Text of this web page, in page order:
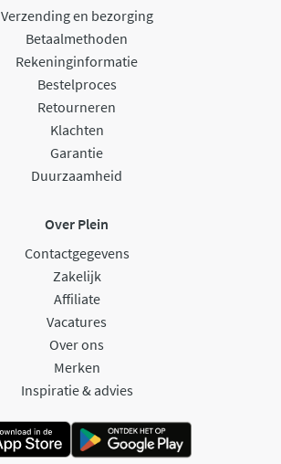
Verzending en bezorging
Betaalmethoden
Rekeninginformatie
Bestelproces
Retourneren
Klachten
Garantie
Duurzaamheid
Over Plein
Contactgegevens
Zakelijk
Affiliate
Vacatures
Over ons
Merken
Inspiratie & advies